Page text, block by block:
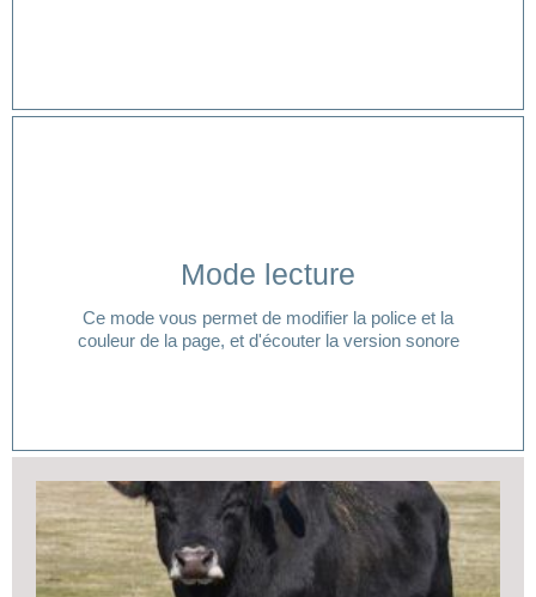
Mode lecture
Ce mode vous permet de modifier la police et la
couleur de la page, et d'écouter la version sonore
Vous avez besoin d'aide pour accéder à votre mode